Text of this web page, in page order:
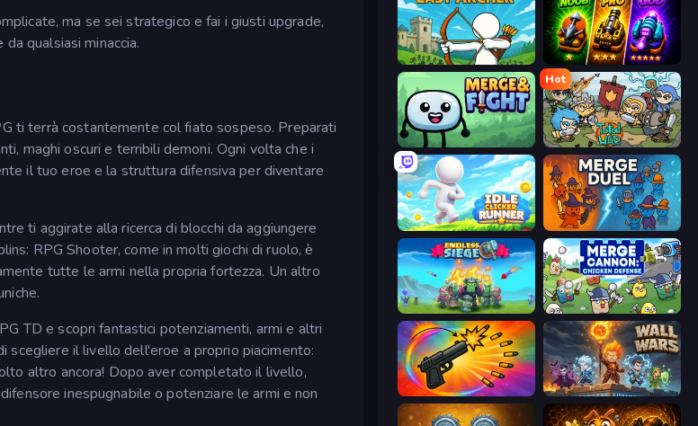
ma se sei strategico e fai i giusti upgrade,
qualsiasi minaccia.
ti terrà costantemente col fiato sospeso. Preparati
maghi oscuri e terribili demoni. Ogni volta che i
il tuo eroe e la struttura difensiva per diventare
ti aggirate alla ricerca di blocchi da aggiungere
RPG Shooter, come in molti giochi di ruolo, è
tutte le armi nella propria fortezza. Un altro
TD e scopri fantastici potenziamenti, armi e altri
scegliere il livello dell'eroe a proprio piacimento:
altro ancora! Dopo aver completato il livello,
inespugnabile o potenziare le armi e non
Last Archer Merge Survival
Merge & Fight
Hot
Raid Heroes: Total War
Idle Clicker Runner MergeDuel.io
Endless Siege Merge Cannon: Chicken Defense
Chair Force Buzz Wall Wars